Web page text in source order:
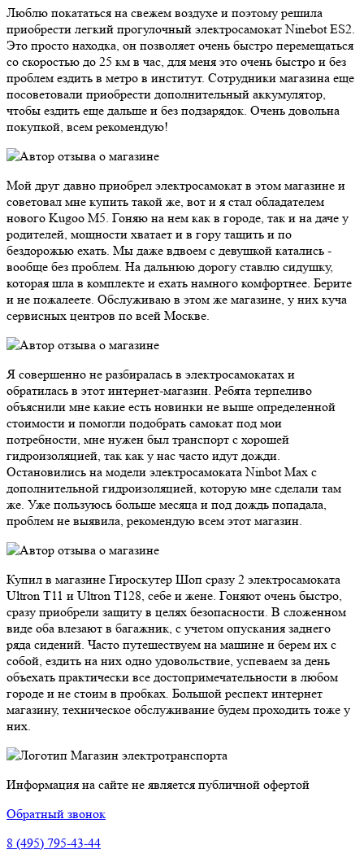
Люблю покататься на свежем воздухе и поэтому решила
приобрести легкий прогулочный электросамокат Ninebot ES2.
Это просто находка, он позволяет очень быстро перемещаться
со скоростью до 25 км в час, для меня это очень быстро и без
проблем ездить в метро в институт. Сотрудники магазина еще
посоветовали приобрести дополнительный аккумулятор,
чтобы ездить еще дальше и без подзарядок. Очень довольна
покупкой, всем рекомендую!
Мой друг давно приобрел электросамокат в этом магазине и
советовал мне купить такой же, вот и я стал обладателем
нового Kugoo M5. Гоняю на нем как в городе, так и на даче у
родителей, мощности хватает и в гору тащить и по
бездорожью ехать. Мы даже вдвоем с девушкой катались -
вообще без проблем. На дальнюю дорогу ставлю сидушку,
которая шла в комплекте и ехать намного комфортнее. Берите
и не пожалеете. Обслуживаю в этом же магазине, у них куча
сервисных центров по всей Москве.
Я совершенно не разбиралась в электросамокатах и
обратилась в этот интернет-магазин. Ребята терпеливо
объяснили мне какие есть новинки не выше определенной
стоимости и помогли подобрать самокат под мои
потребности, мне нужен был транспорт с хорошей
гидроизоляцией, так как у нас часто идут дожди.
Остановились на модели электросамоката Ninbot Max с
дополнительной гидроизоляцией, которую мне сделали там
же. Уже пользуюсь больше месяца и под дождь попадала,
проблем не выявила, рекомендую всем этот магазин.
Купил в магазине Гироскутер Шоп сразу 2 электросамоката
Ultron T11 и Ultron T128, себе и жене. Гоняют очень быстро,
сразу приобрели защиту в целях безопасности. В сложенном
виде оба влезают в багажник, с учетом опускания заднего
ряда сидений. Часто путешествуем на машине и берем их с
собой, ездить на них одно удовольствие, успеваем за день
объехать практически все достопримечательности в любом
городе и не стоим в пробках. Большой респект интернет
магазину, техническое обслуживание будем проходить тоже у
них.
Магазин электротранспорта
Информация на сайте не является публичной офертой
Обратный звонок
8 (495) 795-43-44